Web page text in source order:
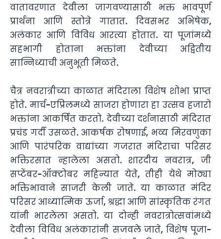
वातावरणात देवीला जागवण्यासाठी भक्त भावपूर्ण
प्रार्थना आणि स्तोत्रे गातात. दिवसभर अभिषेक,
अलंकार आणि विविध आरत्या होतात. या पूजांमध्ये
सहभागी होताना भक्तांना देवीच्या अद्वितीय
सान्निध्याची अनुभूती मिळते.
चैत्र नवरात्रीच्या काळात मंदिराला विशेष शोभा प्राप्त
होते. मार्च-एप्रिलमध्ये साजरा होणारा हा उत्सव हजारो
भक्तांना आकर्षित करतो. देवीच्या दर्शनासाठी मंदिरात
प्रचंड गर्दी उसळते. आकर्षक रोषणाई, भव्य मिरवणुका
आणि पारंपरिक वाद्यांच्या गजरात मंदिराचा परिसर
भक्तिरसात न्हालेला असतो. शारदीय नवरात्र, जी
सप्टेंबर-ऑक्टोबर महिन्यात येते, तीही येथे मोठ्या
भक्तिभावाने साजरी केली जाते. या काळात मंदिर
परिसर आध्यात्मिक ऊर्जा, श्रद्धा आणि सांस्कृतिक रंगत
यांनी भारलेला असतो. या दोन्ही नवरात्रोत्सवांमध्ये
देवीला विविध अलंकारांनी सजवले जाते, विशेष पूजा-